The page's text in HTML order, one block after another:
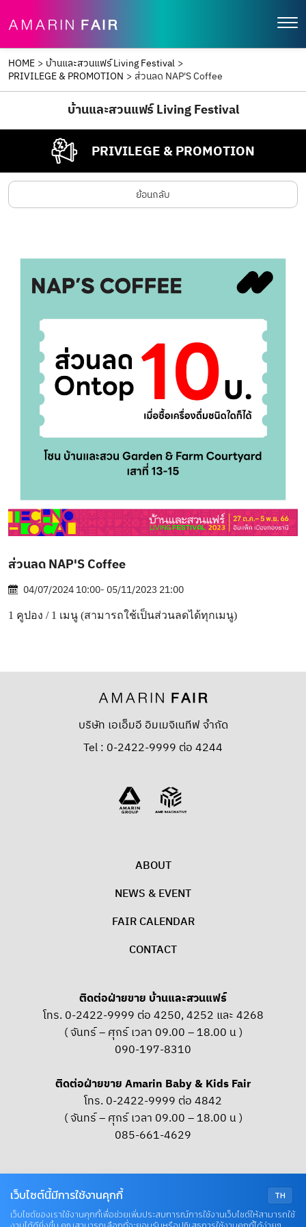
HOME > บ้านและสวนแฟร์ Living Festival >
PRIVILEGE & PROMOTION > ส่วนลด NAP'S Coffee
บ้านและสวนแฟร์ Living Festival
PRIVILEGE & PROMOTION
ย้อนกลับ
ส่วนลด NAP'S Coffee
04/07/2024 10:00- 05/11/2023 21:00
1 คูปอง / 1 เมนู (สามารถใช้เป็นส่วนลดได้ทุกเมนู)
บริษัท เอเอ็มอี อิมเมจิเนทีฟ จำกัด
Tel : 0-2422-9999 ต่อ 4244
ABOUT
NEWS & EVENT
FAIR CALENDAR
CONTACT
ติดต่อฝ่ายขาย บ้านและสวนแฟร์
โทร. 0-2422-9999 ต่อ 4250, 4252 และ 4268
( จันทร์ – ศุกร์ เวลา 09.00 – 18.00 น )
090-197-8310
ติดต่อฝ่ายขาย Amarin Baby & Kids Fair
โทร. 0-2422-9999 ต่อ 4842
( จันทร์ – ศุกร์ เวลา 09.00 – 18.00 น )
085-661-4629
TH
เว็บไซต์นี้มีการใช้งานคุกกี้
เว็บไซต์ของเราใช้งานคุกกี้เพื่อช่วยเพิ่มประสบการณ์การใช้งานเว็บไซต์ให้สามารถใช้